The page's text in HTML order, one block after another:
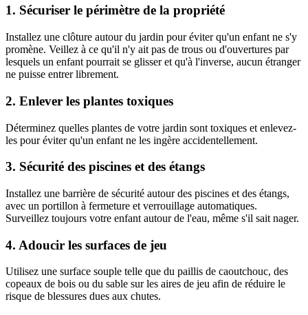
1. Sécuriser le périmètre de la propriété
Installez une clôture autour du jardin pour éviter qu'un enfant ne s'y
promène. Veillez à ce qu'il n'y ait pas de trous ou d'ouvertures par
lesquels un enfant pourrait se glisser et qu'à l'inverse, aucun étranger
ne puisse entrer librement.
2. Enlever les plantes toxiques
Déterminez quelles plantes de votre jardin sont toxiques et enlevez-
les pour éviter qu'un enfant ne les ingère accidentellement.
3. Sécurité des piscines et des étangs
Installez une barrière de sécurité autour des piscines et des étangs,
avec un portillon à fermeture et verrouillage automatiques.
Surveillez toujours votre enfant autour de l'eau, même s'il sait nager.
4. Adoucir les surfaces de jeu
Utilisez une surface souple telle que du paillis de caoutchouc, des
copeaux de bois ou du sable sur les aires de jeu afin de réduire le
risque de blessures dues aux chutes.